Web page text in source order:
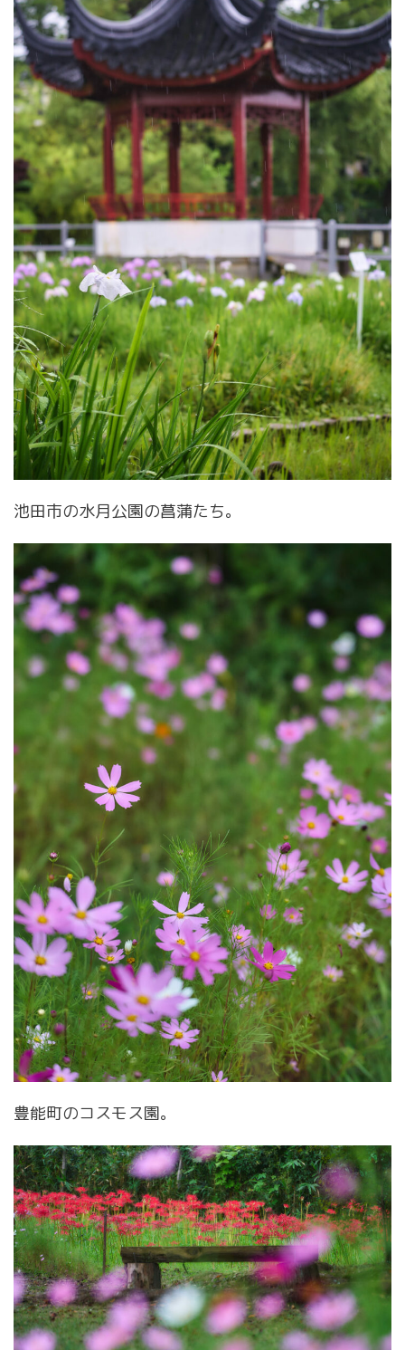
池田市の水月公園の菖蒲たち。
豊能町のコスモス園。